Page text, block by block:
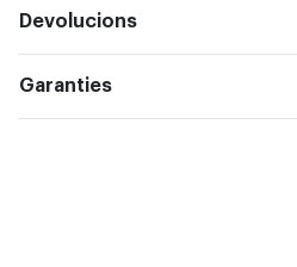
Devolucions
Garanties